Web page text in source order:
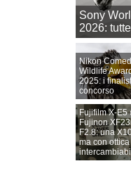
Sony
2026:
Nikon
Wildlife
2025: i
concorso
Fujifilm X-E5
Fujinon
F2.8: una
ma con ottica